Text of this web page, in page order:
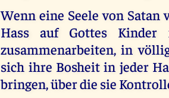
Wenn eine Seele von
Hass auf Gottes Kinder
zusammenarbeiten, in
sich ihre Bosheit in jeder
bringen, über die sie